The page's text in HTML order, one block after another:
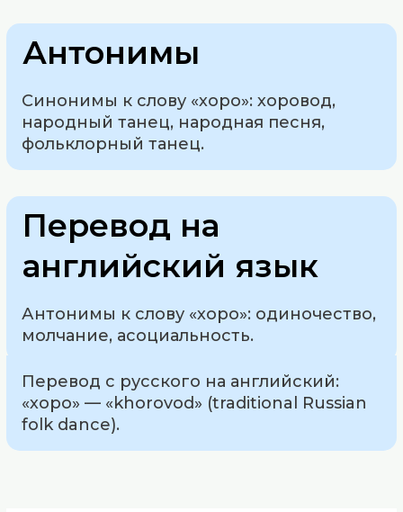
Антонимы
Синонимы к слову «хоро»: хоровод,
народный танец, народная песня,
фольклорный танец.
Перевод на
английский язык
Антонимы к слову «хоро»: одиночество,
молчание, асоциальность.
Перевод с русского на английский:
«хоро» — «khorovod» (traditional Russian
folk dance).